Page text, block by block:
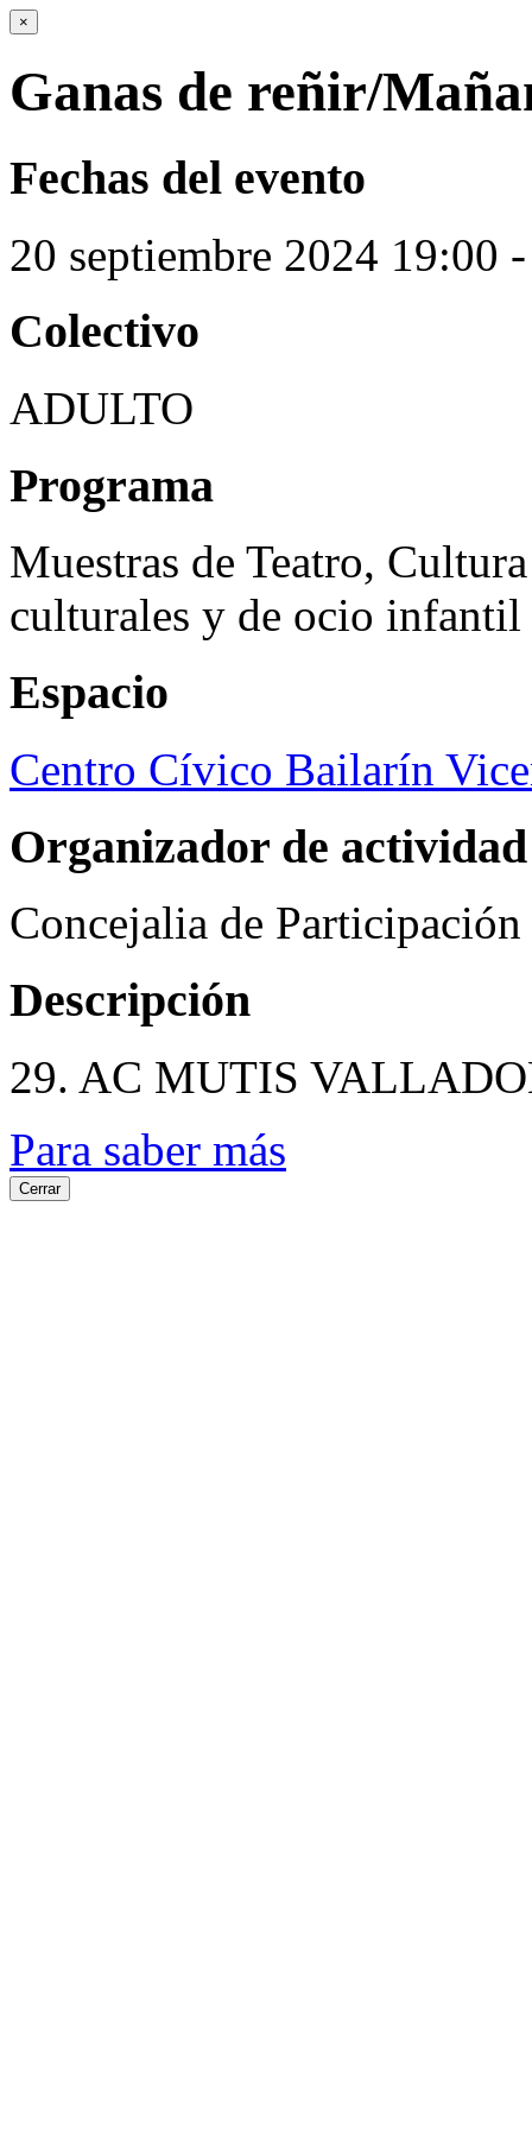
×
Ganas de reñir/
Fechas del evento
20 septiembre 2024 19:00
Colectivo
ADULTO
Programa
Muestras de Teatro,
culturales y de ocio infantil
Espacio
Centro Cívico Bailarín
Organizador de actividad
Concejalia de
Descripción
29. AC MUTIS
Para saber más
Cerrar